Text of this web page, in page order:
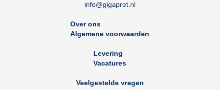
info@gigapret.nl
Over ons
Algemene voorwaarden
Levering
Vacatures
Veelgestelde vragen